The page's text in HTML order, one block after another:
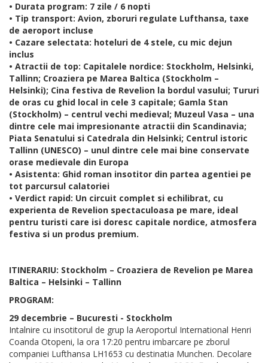
• Durata program: 7 zile / 6 nopti
• Tip transport: Avion, zboruri regulate Lufthansa, taxe
de aeroport incluse
• Cazare selectata: hoteluri de 4 stele, cu mic dejun
inclus
• Atractii de top: Capitalele nordice: Stockholm, Helsinki,
Tallinn; Croaziera pe Marea Baltica (Stockholm –
Helsinki); Cina festiva de Revelion la bordul vasului; Tururi
de oras cu ghid local in cele 3 capitale; Gamla Stan
(Stockholm) – centrul vechi medieval; Muzeul Vasa – una
dintre cele mai impresionante atractii din Scandinavia;
Piata Senatului si Catedrala din Helsinki; Centrul istoric
Tallinn (UNESCO) – unul dintre cele mai bine conservate
orase medievale din Europa
• Asistenta: Ghid roman insotitor din partea agentiei pe
tot parcursul calatoriei
• Verdict rapid: Un circuit complet si echilibrat, cu
experienta de Revelion spectaculoasa pe mare, ideal
pentru turisti care isi doresc capitale nordice, atmosfera
festiva si un produs premium.
ITINERARIU: Stockholm – Croaziera de Revelion pe Marea
Baltica – Helsinki – Tallinn
PROGRAM:
29 decembrie – Bucuresti - Stockholm
Intalnire cu insotitorul de grup la Aeroportul International Henri
Coanda Otopeni, la ora 17:20 pentru imbarcare pe zborul
companiei Lufthansa LH1653 cu destinatia Munchen. Decolare